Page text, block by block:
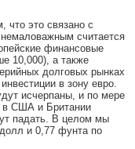
что это связано с
считается
финансовые
10,000), а также
долговых рынках
в зону евро.
исчерпаны, и по мере
в США и Британии
падать. В целом мы
и 0,77 фунта по